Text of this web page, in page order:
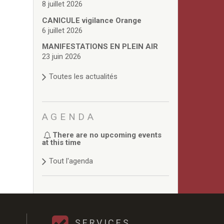
8 juillet 2026
CANICULE vigilance Orange
6 juillet 2026
MANIFESTATIONS EN PLEIN AIR
23 juin 2026
Toutes les actualités
AGENDA
There are no upcoming events
at this time
Tout l'agenda